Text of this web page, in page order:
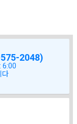
2048)
6:00
다